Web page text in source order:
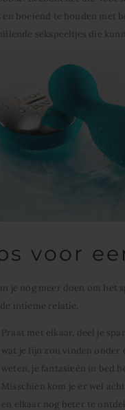
en boeiend te houden met
sekspeeltjes die
voor
je nog meer doen om
intieme relatie.
Praat met elkaar, deel je
wat je fijn zou vinden onder
weten, je fantasieën in bed
Misschien kom je er wel
en elkaar nog beter te